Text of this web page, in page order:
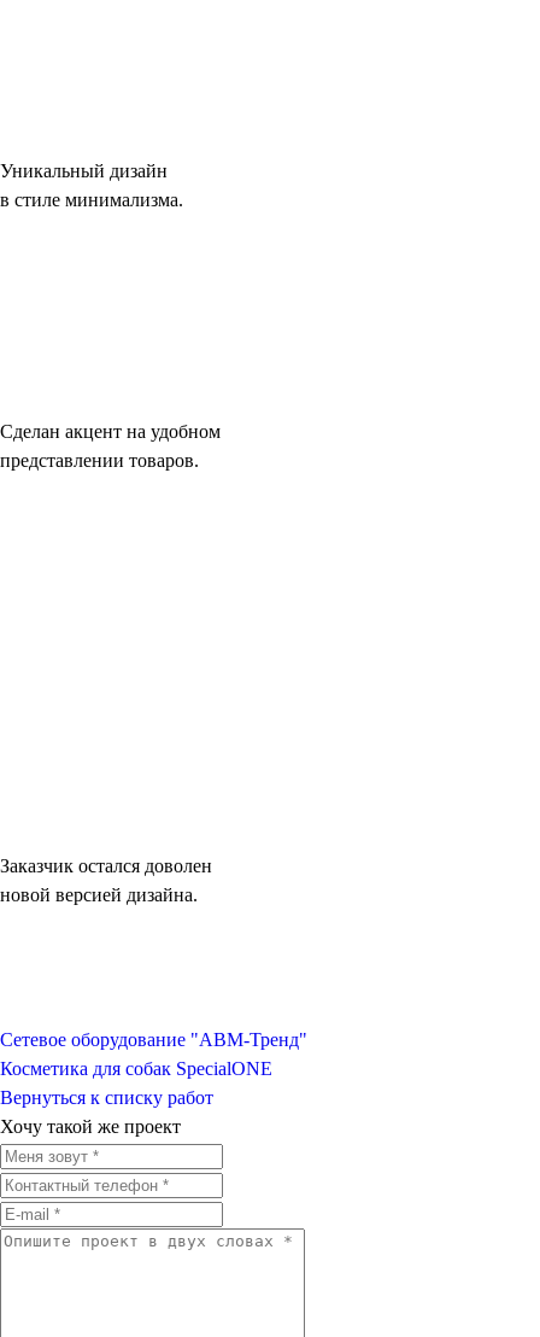
Уникальный дизайн
в стиле минимализма.
Сделан акцент на удобном
представлении товаров.
Заказчик остался доволен
новой версией дизайна.
Сетевое оборудование "АВМ-Тренд"
Косметика для собак SpecialONE
Вернуться к списку работ
Хочу такой же проект